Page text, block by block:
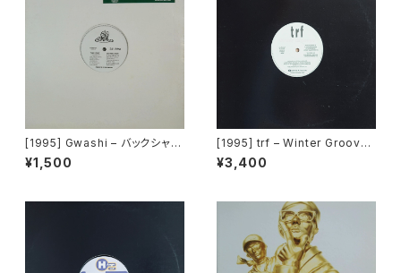
[1995] Gwashi – バックシャン
[Heavy Shit]
¥1,500
[1995] trf – Winter Grooves
[Avex Trax]
¥3,400